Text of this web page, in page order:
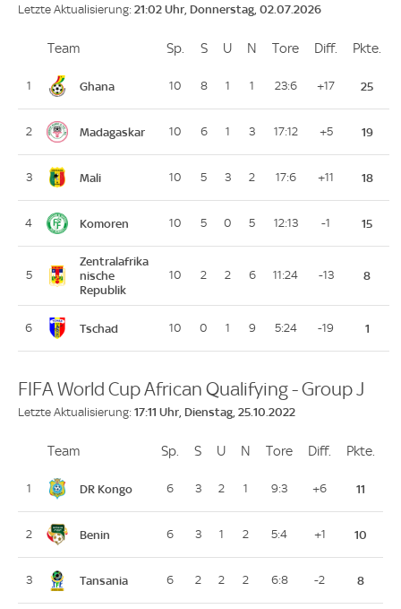
Letzte Aktualisierung: 21:02 Uhr, Donnerstag, 02.07.2026
PlatzTeam Sp. Spiele
SSiege
U Unentschieden
N Niederlagen
Tore ToreDiff. Differenz
Pkte.
1 Ghana 10 8 1 1 23:6 +17 25
2 Madagaskar 10 6 1 3 17:12 +5 19
3 Mali 10 5 3 2 17:6 +11 18
4 Komoren 10 5 0 5 12:13 -1 15
5
Zentralafrika
nische
Republik
10 2 2 6 11:24 -13 8
6 Tschad 10 0 1 9 5:24 -19 1
FIFA World Cup African Qualifying - Group J
Letzte Aktualisierung: 17:11 Uhr, Dienstag, 25.10.2022
PlatzTeam Sp. Spiele
S Siege
U Unentschieden
N Niederlagen
Tore ToreDiff. Differenz
Pkte.
1 DR Kongo 6 3 2 1 9:3 +6 11
2 Benin 6 3 1 2 5:4 +1 10
3 Tansania 6 2 2 2 6:8 -2 8